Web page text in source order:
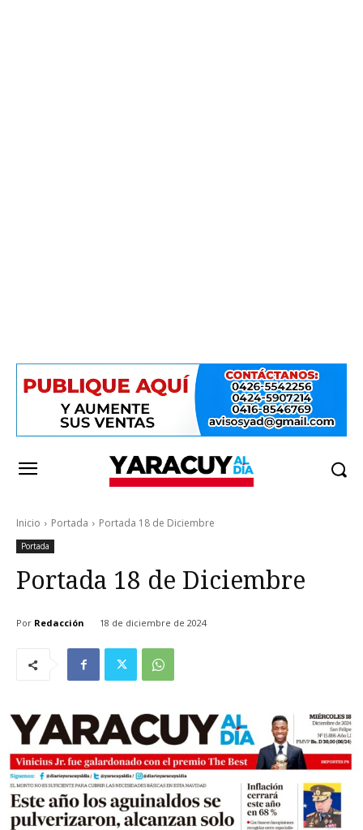
Inicio Portada Portada 18 de Diciembre
Portada
Portada 18 de Diciembre
Por Redacción 18 de diciembre de 2024